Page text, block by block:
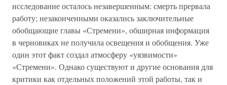
исследование осталось незавершенным: смерть прервала
работу; незаконченными оказались заключительные
обобщающие главы «Стремени», обширная информация
в черновиках не получила освещения и обобщения. Уже
один этот факт создал атмосферу «уязвимости»
«Стремени». Однако существуют и другие основания для
критики как отдельных положений этой работы, так и